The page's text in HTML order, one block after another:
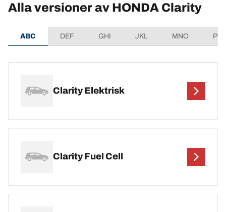
Alla versioner av HONDA Clarity
ABC DEF GHI JKL MNO
Clarity Elektrisk
Clarity Fuel Cell